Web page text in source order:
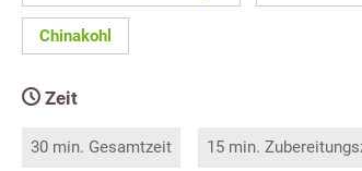
Chinakohl
Zeit
30 min. Gesamtzeit 15 min.